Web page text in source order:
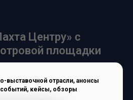
выставочной отрасли, анонсы
кейсы, обзоры
Центру» с
площадки